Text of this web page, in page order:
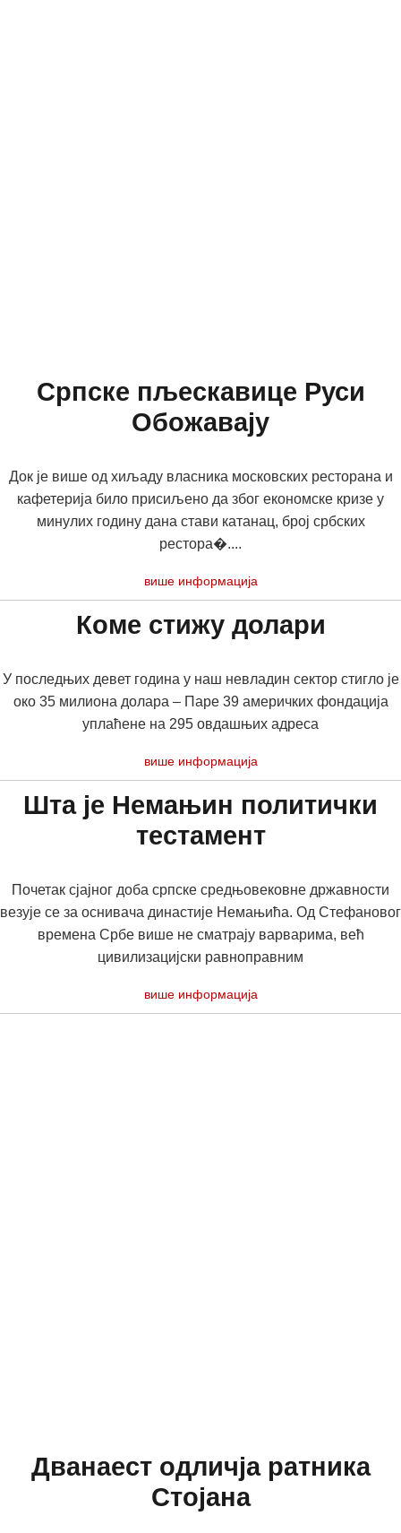
Српске пљескавице Руси
Обожавају
Док је више од хиљаду власника московских ресторана и
кафетерија било присиљено да због економске кризе у
минулих годину дана стави катанац, број србских
рестора�....
више информација
Коме стижу долари
У последњих девет година у наш невладин сектор стигло је
око 35 милиона долара – Паре 39 америчких фондација
уплаћене на 295 овдашњих адреса
више информација
Шта је Немањин политички
тестамент
Почетак сјајног доба српске средњовековне државности
везује се за оснивача династије Немањића. Од Стефановог
времена Србе више не сматрају варварима, већ
цивилизацијски равноправним
више информација
Дванаест одличја ратника
Стојана